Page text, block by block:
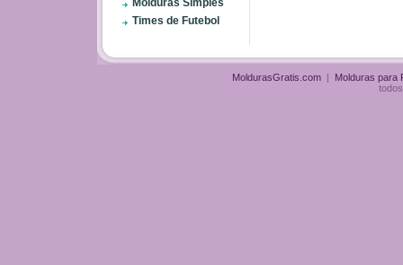
Molduras Simples
Times de Futebol
MoldurasGratis.com | Molduras